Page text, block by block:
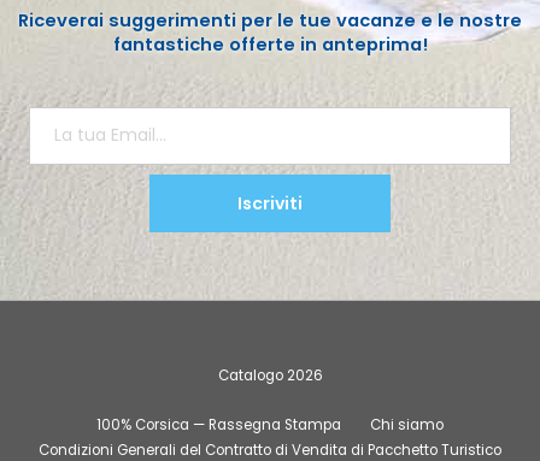
Riceverai suggerimenti per le tue vacanze e le nostre
fantastiche offerte in anteprima!
Iscriviti
Catalogo 2026
100% Corsica — Rassegna Stampa
Chi siamo
Condizioni Generali del Contratto di Vendita di Pacchetto Turistico